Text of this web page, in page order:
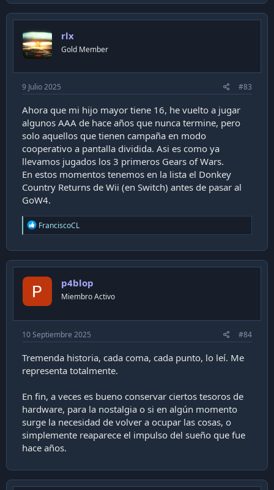
fue uno de ellos (en pantalla en blanco y negro).
Debo haber jugado una buena cantidad de títulos,
como muchos de nosotros. Desde los 6 a los 13-14
años fui evolucionando desde títulos pequeños de
MS-DOS, pasando ya a los shooters 3D de la época:
nosotros, llegué y entré en Frag.cl, tarreamos, etc.
También por supuesto su FIFA en 1997, sus juegos de
rally y autos para PC.
rlx
Gold Member
9 Julio 2025 #83
Ahora que mi hijo mayor tiene 16, he vuelto a jugar
algunos AAA de hace años que nunca termine, pero
solo aquellos que tienen campaña en modo
cooperativo a pantalla dividida. Asi es como ya
llevamos jugados los 3 primeros Gears of Wars.
En estos momentos tenemos en la lista el Donkey
Country Returns de Wii (en Switch) antes de pasar al
GoW4.
R
e
c
t
n
FranciscoCL
p4blop
Miembro Activo
10 Septiembre 2025 #84
Tremenda historia, cada coma, cada punto, lo leí. Me
representa totalmente.
En fin, a veces es bueno conservar ciertos tesoros de
hardware, para la nostalgia o si en algún momento
surge la necesidad de volver a ocupar las cosas, o
simplemente reaparece el impulso del sueño que fue
hace años.